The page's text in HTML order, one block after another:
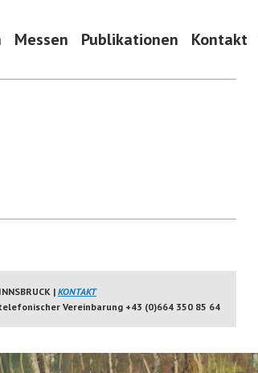
Messen Publikationen Kontakt
| KONTAKT
telefonischer Vereinbarung +43 (0)664 350 85 64